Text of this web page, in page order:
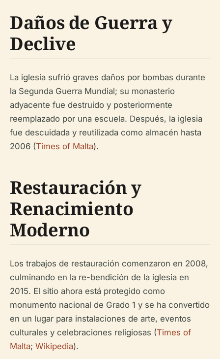
Daños de Guerra y
Declive
La iglesia sufrió graves daños por bombas durante
la Segunda Guerra Mundial; su monasterio
adyacente fue destruido y posteriormente
reemplazado por una escuela. Después, la iglesia
fue descuidada y reutilizada como almacén hasta
2006 (Times of Malta).
Restauración y
Renacimiento
Moderno
Los trabajos de restauración comenzaron en 2008,
culminando en la re-bendición de la iglesia en
2015. El sitio ahora está protegido como
monumento nacional de Grado 1 y se ha convertido
en un lugar para instalaciones de arte, eventos
culturales y celebraciones religiosas (Times of
Malta; Wikipedia).